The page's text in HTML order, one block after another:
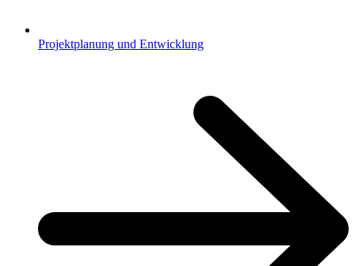
Projektplanung und Entwicklung